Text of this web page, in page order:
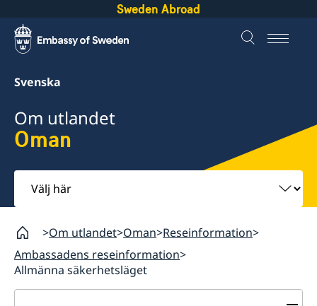
Sweden Abroad
Svenska
Om utlandet
Oman
Välj
här
Om utlandet Oman Reseinformation
Ambassadens reseinformation
Allmänna säkerhetsläget